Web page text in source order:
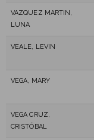
VAZQUEZ MARTIN,
LUNA
VEALE, LEVIN
VEGA, MARY
VEGA CRUZ,
CRISTÓBAL